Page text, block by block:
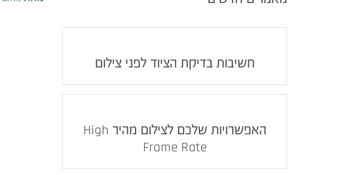
חשיבות בדיקת הציוד לפני צילום
האפשרויות שלכם לצילום מהיר High
Frame Rate